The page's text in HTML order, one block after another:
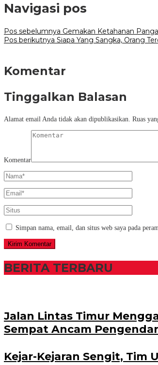
Navigasi pos
Pos sebelumnya Gemakan Ketahanan
Pos berikutnya Siapa Yang Sangka, Orang
Komentar
Tinggalkan Balasan
Alamat email Anda tidak akan dipublikasikan. Ruas
Komentar
Simpan nama, email, dan situs web saya pada
BERITA TERBARU
Jalan Lintas Timur
Sempat Ancam
Kejar-Kejaran Sengit, Tim